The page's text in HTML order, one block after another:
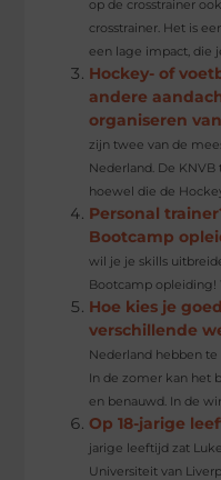
op de crosstrainer
crosstrainer. Het is
een lage impact, die
Hockey- of
andere
organiseren
zijn twee van de
Nederland. De
hoewel die de Hockey
Personal
Bootcamp
wil je je skills
Bootcamp opleiding!
Hoe kies je
verschillende
Nederland hebben
In de zomer kan het
en benauwd. In de
Op 18-jarige
jarige leeftijd zat
Universiteit van